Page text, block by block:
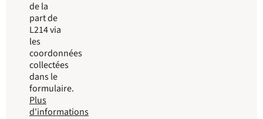
de la
part de
L214 via
les
coordonnées
collectées
dans le
formulaire.
Plus
d'informations